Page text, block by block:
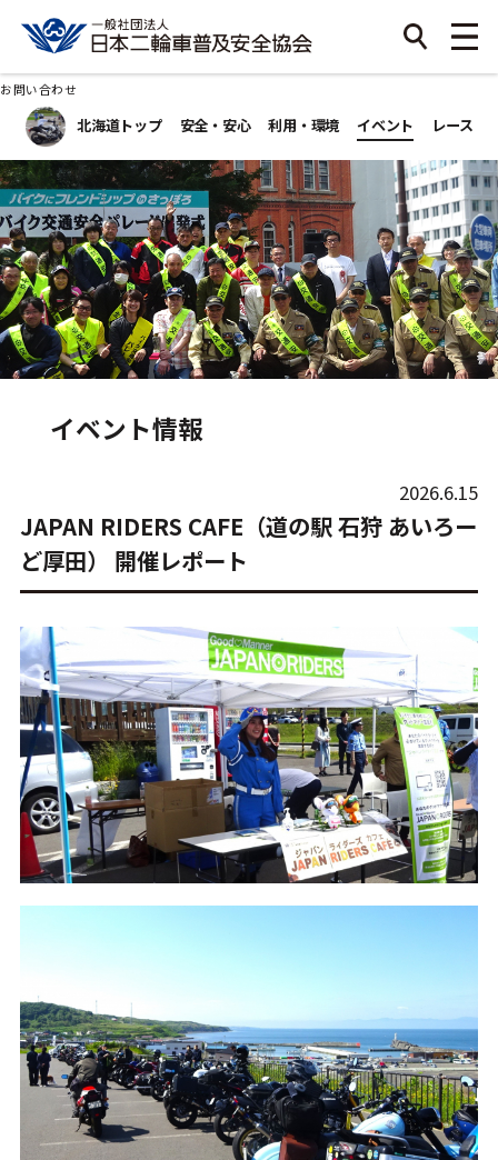
北海道トップ 安全・安心 利用・環境 イベント レース
お問い合わせ
イベント情報
2026.6.15
JAPAN RIDERS CAFE（道の駅 石狩 あいろー
ど厚田） 開催レポート